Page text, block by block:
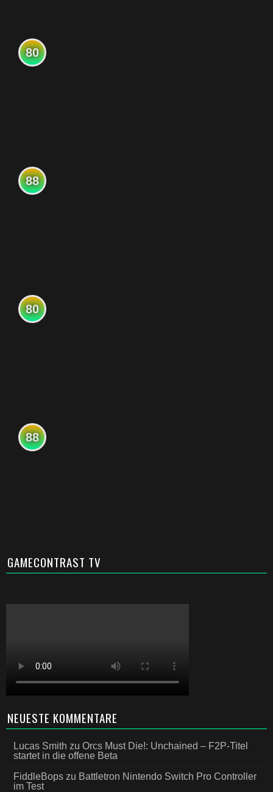
80
88
80
88
GAMECONTRAST TV
NEUESTE KOMMENTARE
Lucas Smith zu Orcs Must Die!: Unchained – F2P-Titel
startet in die offene Beta
FiddleBops zu Battletron Nintendo Switch Pro Controller
im Test